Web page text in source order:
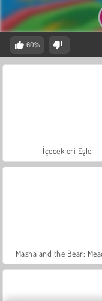
60%
İçecekleri Eşle
Masha and the Bear: